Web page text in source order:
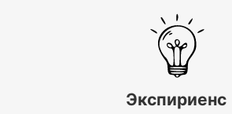
Экспириенс